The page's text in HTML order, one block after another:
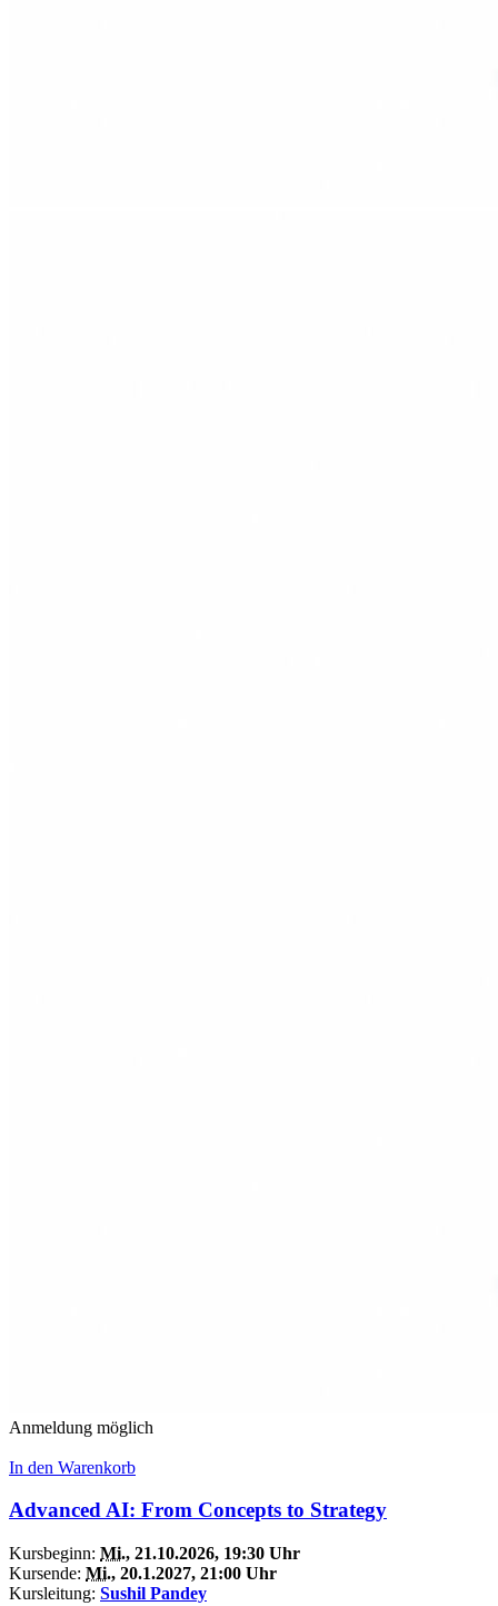
Anmeldung möglich
In den Warenkorb
Advanced AI: From Concepts to Strategy
Kursbeginn: Mi., 21.10.2026, 19:30 Uhr
Kursende: Mi., 20.1.2027, 21:00 Uhr
Kursleitung: Sushil Pandey